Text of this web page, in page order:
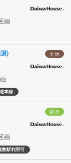
画
土 地
)
本線
建 売
画
数駅利用可